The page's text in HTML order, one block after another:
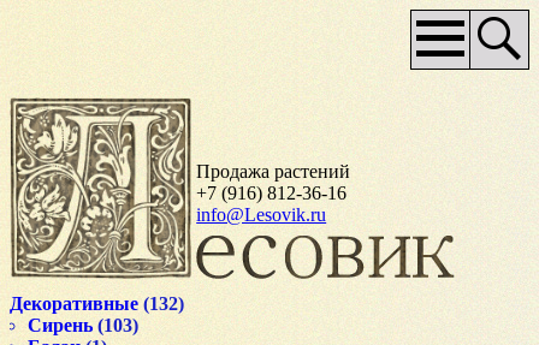
Продажа растений
+7 (916) 812-36-16
info@Lesovik.ru
Основное
меню
Декоративные (132)
Сирень (103)